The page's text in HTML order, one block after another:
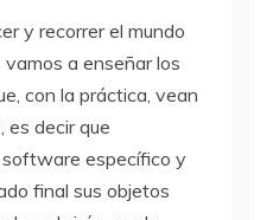
y recorrer el mundo
a enseñar los
con la práctica, vean
es decir que
específico y
final sus objetos